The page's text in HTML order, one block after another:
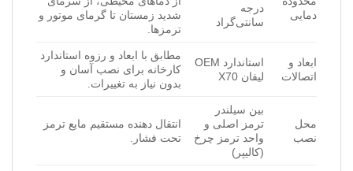
دمایی
درجه
سانتی‌گراد
شدید زمستان تا گرمای موتور و
ترمزها.
ابعاد و
اتصالات
استاندارد OEM
لیفان X70
مطابق با ابعاد و رزوه استاندارد
کارخانه برای نصب آسان و
بدون نیاز به تغییرات.
محل
نصب
بین سیلندر
ترمز اصلی و
واحد ترمز چرخ
(کالیپر)
انتقال دهنده مستقیم مایع ترمز
تحت فشار.